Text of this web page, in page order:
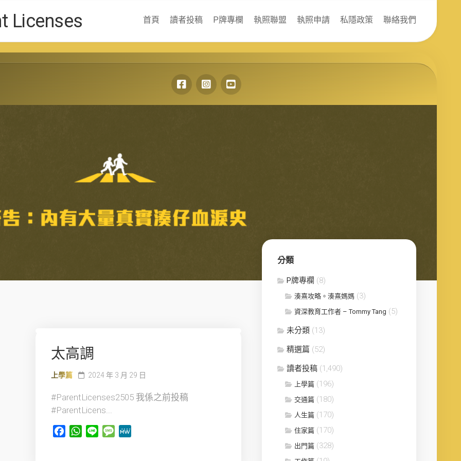
Licenses 首頁 讀者投稿 P牌專欄 執照聯盟 執照申請 私隱政策 聯絡我們
太高調
上學篇 2024 年 3 月 29 日
#ParentLicenses2505 我係之前投稿
#ParentLicens...
FacebookWhatsApp
Line Message
分類
P牌專欄 (8)
湊熹攻略。湊熹媽媽 (3)
資深教育工作者 – Tommy Tang (5)
未分類 (13)
精選篇 (52)
讀者投稿 (1,490)
上學篇 (196)
交通篇 (180)
人生篇 (170)
住家篇 (170)
出門篇 (328)